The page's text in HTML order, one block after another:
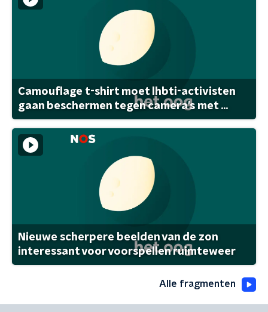
Camouflage t-shirt moet lhbti-activisten
gaan beschermen tegen camera's met ...
Nieuwe scherpere beelden van de zon
interessant voor voorspellen ruimteweer
Alle fragmenten